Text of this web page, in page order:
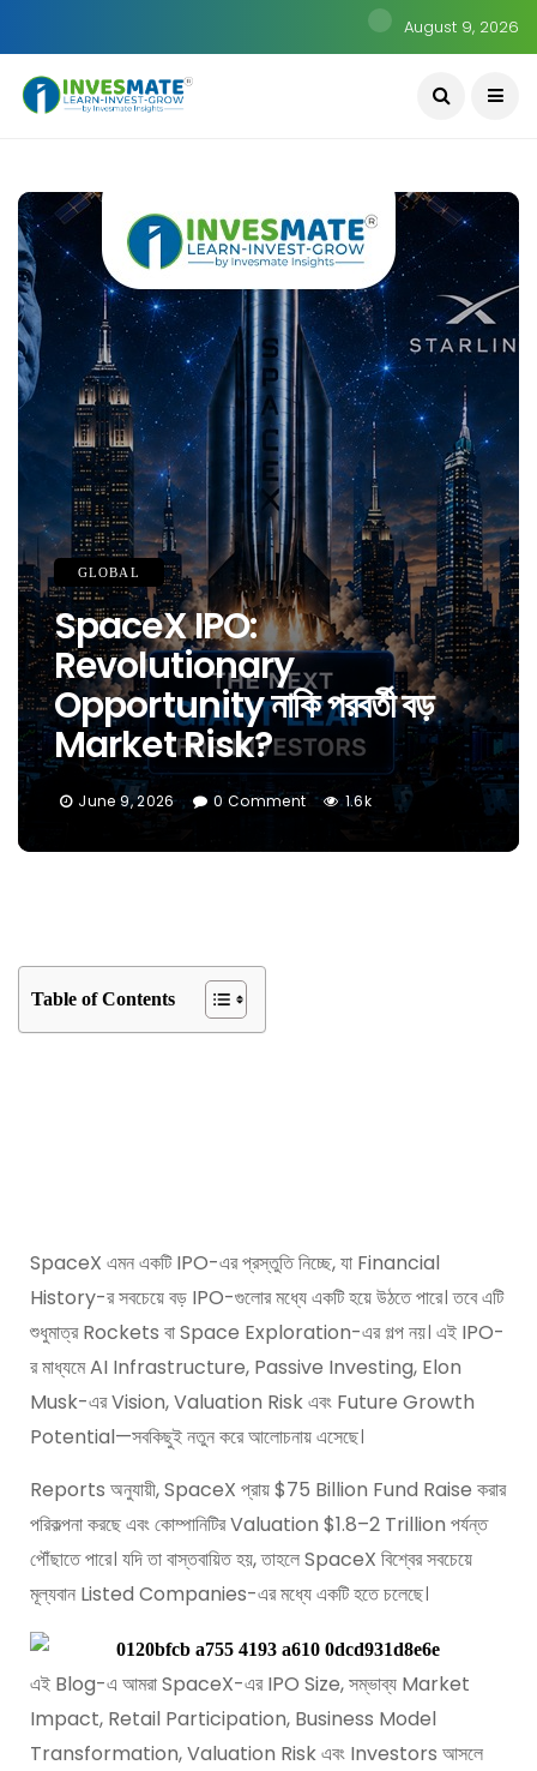
August 9, 2026
GLOBAL
SpaceX IPO:
Revolutionary
Opportunity নাকি পরবর্তী বড়
Market Risk?
June 9, 2026 0 Comment 1.6k
Table of Contents
SpaceX এমন একটি IPO-এর প্রস্তুতি নিচ্ছে, যা Financial
History-র সবচেয়ে বড় IPO-গুলোর মধ্যে একটি হয়ে উঠতে পারে। তবে এটি
শুধুমাত্র Rockets বা Space Exploration-এর গল্প নয়। এই IPO-
র মাধ্যমে AI Infrastructure, Passive Investing, Elon
Musk-এর Vision, Valuation Risk এবং Future Growth
Potential—সবকিছুই নতুন করে আলোচনায় এসেছে।
Reports অনুযায়ী, SpaceX প্রায় $75 Billion Fund Raise করার
পরিকল্পনা করছে এবং কোম্পানিটির Valuation $1.8–2 Trillion পর্যন্ত
পৌঁছাতে পারে। যদি তা বাস্তবায়িত হয়, তাহলে SpaceX বিশ্বের সবচেয়ে
মূল্যবান Listed Companies-এর মধ্যে একটি হতে চলেছে।
এই Blog-এ আমরা SpaceX-এর IPO Size, সম্ভাব্য Market
Impact, Retail Participation, Business Model
Transformation, Valuation Risk এবং Investors আসলে